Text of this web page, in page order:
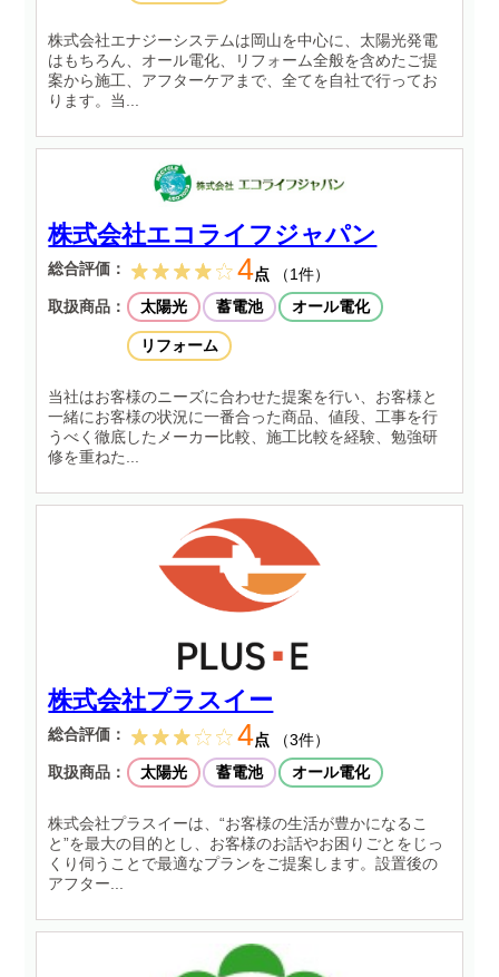
株式会社エナジーシステムは岡山を中心に、太陽光発電
はもちろん、オール電化、リフォーム全般を含めたご提
案から施工、アフターケアまで、全てを自社で行ってお
ります。当...
株式会社エコライフジャパン
総合評価： 4点
（1件）
取扱商品：
太陽光 蓄電池 オール電化
リフォーム
当社はお客様のニーズに合わせた提案を行い、お客様と
一緒にお客様の状況に一番合った商品、値段、工事を行
うべく徹底したメーカー比較、施工比較を経験、勉強研
修を重ねた...
株式会社プラスイー
総合評価： 4点
（3件）
取扱商品：
太陽光 蓄電池 オール電化
株式会社プラスイーは、“お客様の生活が豊かになるこ
と”を最大の目的とし、お客様のお話やお困りごとをじっ
くり伺うことで最適なプランをご提案します。設置後の
アフター...